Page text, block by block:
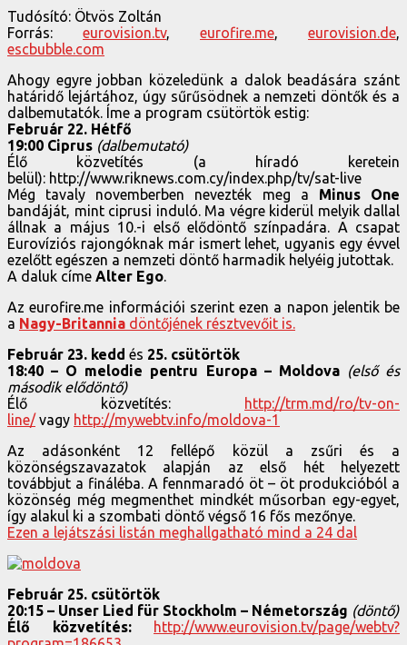
Tudósító: Ötvös Zoltán
Forrás: eurovision.tv, eurofire.me, eurovision.de,
escbubble.com
Ahogy egyre jobban közeledünk a dalok beadására szánt
határidő lejártához, úgy sűrűsödnek a nemzeti döntők és a
dalbemutatók. Íme a program csütörtök estig:
Február 22. Hétfő
19:00 Ciprus (dalbemutató)
Élő közvetítés (a híradó keretein
belül): http://www.riknews.com.cy/index.php/tv/sat-live
Még tavaly novemberben nevezték meg a Minus One
bandáját, mint ciprusi induló. Ma végre kiderül melyik dallal
állnak a május 10.-i első elődöntő színpadára. A csapat
Eurovíziós rajongóknak már ismert lehet, ugyanis egy évvel
ezelőtt egészen a nemzeti döntő harmadik helyéig jutottak.
A daluk címe Alter Ego.
Az eurofire.me információi szerint ezen a napon jelentik be
a Nagy-Britannia döntőjének résztvevőit is.
Február 23. kedd és 25. csütörtök
18:40 – O melodie pentru Europa – Moldova(első és
második elődöntő)
Élő közvetítés:
http://trm.md/ro/tv-on-
line/vagy http://mywebtv.info/moldova-1
Az adásonként 12 fellépő közül a zsűri és a
közönségszavazatok alapján az első hét helyezett
továbbjut a fináléba. A fennmaradó öt – öt produkcióból a
közönség még megmenthet mindkét műsorban egy-egyet,
így alakul ki a szombati döntő végső 16 fős mezőnye.
Ezen a lejátszási listán meghallgatható mind a 24 dal
Február 25. csütörtök
20:15 – Unser Lied für Stockholm – Németország (döntő)
Élő közvetítés:
http://www.eurovision.tv/page/webtv?